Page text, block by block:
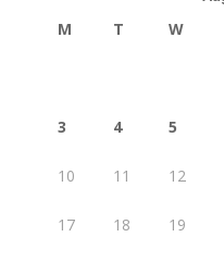
M T W
3 4 5
10 11 12
17 18 19